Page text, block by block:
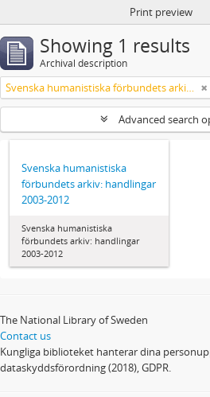
Print preview
Showing 1 results
Archival description
Svenska humanistiska förbundets arkiv: handlingar 2003-2012
Advanced search
Svenska humanistiska
förbundets arkiv: handlingar
2003-2012
Svenska humanistiska
förbundets arkiv: handlingar
2003-2012
The National Library of Sweden
Contact us
Kungliga biblioteket hanterar dina
dataskyddsförordning (2018), GDPR.